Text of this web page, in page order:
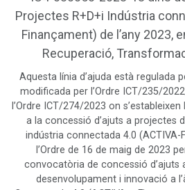
Projectes R+D+i Indústria
Finançament) de l’any 2023,
Recuperació,
Aquesta línia d’ajuda està regulada
modificada per l’Ordre ICT/235/
l’Ordre ICT/274/2023 on
a la concessió d’ajuts a projectes
indústria connectada 4.0
l’Ordre de 16 de maig de 2023
convocatòria de concessió d’ajuts
desenvolupament i innovació a